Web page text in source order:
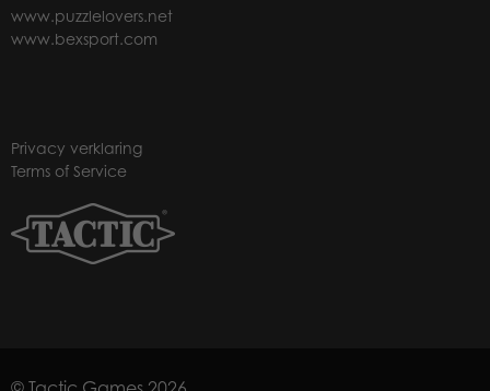
www.puzzlelovers.net
www.bexsport.com
Privacy verklaring
Terms of Service